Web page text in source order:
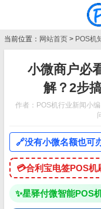
当前位置： 网站首页 > POS机
小微商户必
解？2步
作者：POS机行业新闻小编
🔗没有小微名额也可
💳合利宝电签POS机
✨星驿付微智能POS